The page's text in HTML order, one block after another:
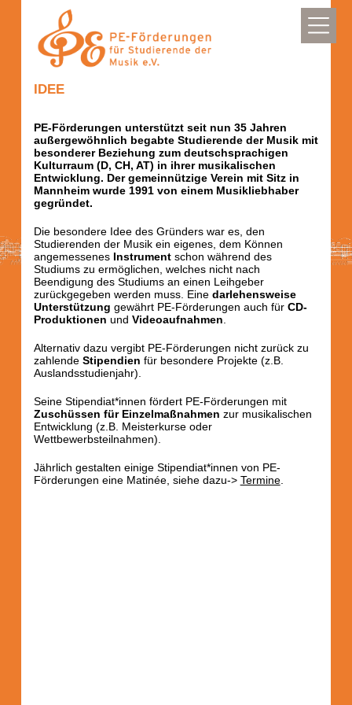
IDEE
PE-Förderungen unterstützt seit nun 35 Jahren
außergewöhnlich begabte Studierende der Musik mit
besonderer Beziehung zum deutschsprachigen
Kulturraum (D, CH, AT) in ihrer musikalischen
Entwicklung. Der gemeinnützige Verein mit Sitz in
Mannheim wurde 1991 von einem Musikliebhaber
gegründet.
Die besondere Idee des Gründers war es, den
Studierenden der Musik ein eigenes, dem Können
angemessenes Instrumentschon während des
Studiums zu ermöglichen, welches nicht nach
Beendigung des Studiums an einen Leihgeber
zurückgegeben werden muss. Eine darlehensweise
Unterstützung gewährt PE-Förderungen auch für CD-
Produktionen und Videoaufnahmen
Alternativ dazu vergibt PE-Förderungen nicht zurück zu
zahlende Stipendien für besondere Projekte (z.B.
Auslandsstudienjahr).
Seine Stipendiat*innen fördert PE-Förderungen mit
Zuschüssen für Einzelmaßnahmen zur musikalischen
Entwicklung (z.B. Meisterkurse oder
Wettbewerbsteilnahmen).
Jährlich gestalten einige Stipendiat*innen von PE-
Förderungen eine Matinée, siehe dazu-> Termine.